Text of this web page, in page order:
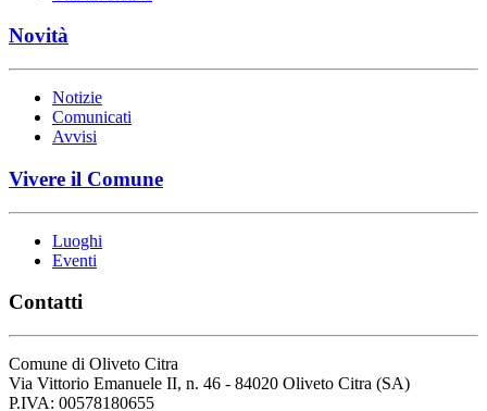
Novità
Notizie
Comunicati
Avvisi
Vivere il Comune
Luoghi
Eventi
Contatti
Comune di Oliveto Citra
Via Vittorio Emanuele II, n. 46 - 84020 Oliveto Citra (SA)
P.IVA: 00578180655